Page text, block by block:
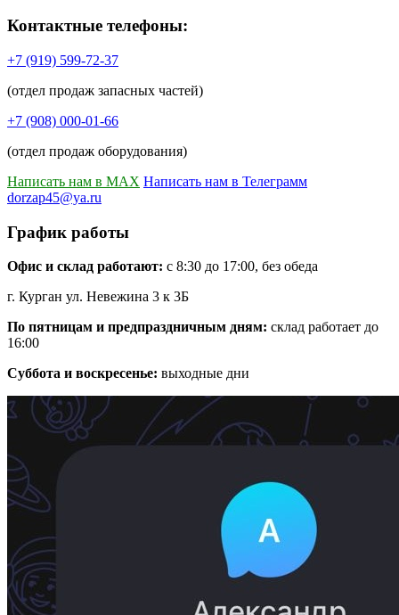
Контактные телефоны:
+7 (919) 599-72-37
(отдел продаж запасных частей)
+7 (908) 000-01-66
(отдел продаж оборудования)
Написать нам в MAX Написать нам в Телеграмм
dorzap45@ya.ru
График работы
Офис и склад работают: с 8:30 до 17:00, без обеда
г. Курган ул. Невежина 3 к 3Б
По пятницам и предпраздничным дням: склад работает до
16:00
Суббота и воскресенье: выходные дни